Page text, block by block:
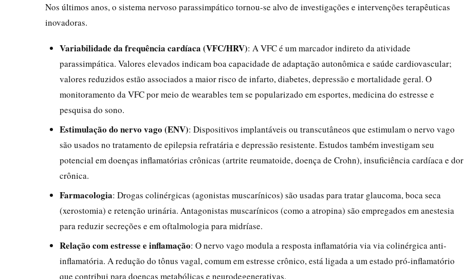
Nos últimos anos, o sistema nervoso parassimpático tornou-se alvo de investigações e intervenções terapêuticas
inovadoras.
Variabilidade da frequência cardíaca (VFC/HRV): A VFC é um marcador indireto da atividade
parassimpática. Valores elevados indicam boa capacidade de adaptação autonômica e saúde cardiovascular;
valores reduzidos estão associados a maior risco de infarto, diabetes, depressão e mortalidade geral. O
monitoramento da VFC por meio de wearables tem se popularizado em esportes, medicina do estresse e
pesquisa do sono.
Estimulação do nervo vago (ENV): Dispositivos implantáveis ou transcutâneos que estimulam o nervo vago
são usados no tratamento de epilepsia refratária e depressão resistente. Estudos também investigam seu
potencial em doenças inflamatórias crônicas (artrite reumatoide, doença de Crohn), insuficiência cardíaca e dor
crônica.
Farmacologia: Drogas colinérgicas (agonistas muscarínicos) são usadas para tratar glaucoma, boca seca
(xerostomia) e retenção urinária. Antagonistas muscarínicos (como a atropina) são empregados em anestesia
para reduzir secreções e em oftalmologia para midríase.
Relação com estresse e inflamação: O nervo vago modula a resposta inflamatória via via colinérgica anti-
inflamatória. A redução do tônus vagal, comum em estresse crônico, está ligada a um estado pró-inflamatório
que contribui para doenças metabólicas e neurodegenerativas.